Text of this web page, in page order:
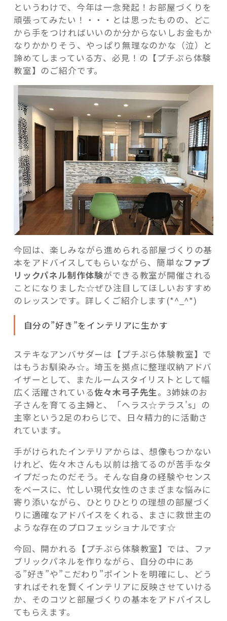
というわけで、今年は一念発起！お部屋づくりを
頑張ってみたい！・・・とは思ったものの、どこ
から手をつければいいのか分からないしお金もか
なりかかりそう、やっぱり無理なのかな（泣）と
諦めてしまっている方、必見！の【プチぷら体験
教室】のご紹介です。
今回は、楽しみながら進められる部屋づくりの基
本をアドバイスしてもらいながら、簡単なファブ
リックパネル制作体験ができる教室が開催される
ことになりました☆ぜひ注目してほしいおすすめ
のレッスンです。詳しくご紹介します(*^_^*)
自分の”好き”をインテリアに生かす
ステキなアンバサダーは【プチぷら体験教室】で
はもうお馴染み☆。埼玉を拠点に整理収納アドバ
イザーとして、またルームスタイリストとして幅
広く活躍されている佐々木弓子先生。3姉妹のお
子さんを育てる主婦と、「ヘラス☆テラス’s」の
主宰という2足のわらじで、日々精力的に活動さ
れています。
手がけられたインテリアからは、想像もつかない
けれど、佐々木さんも以前は捨てるのが苦手なタ
イプだったのだそう。そんな自身の経験やセンス
をベースに、忙しい現代女性のさまざまな悩みに
寄り添いながら、ひとりひとりの理想の部屋づく
りに適確なアドバイスをくれる、まさに救世主の
ような存在のプロフェッショナルです☆
今回、開かれる【プチぷら体験教室】では、ファ
ブリックパネルを作りながら、自分の中にあ
る”好き”や”こだわり”ポイントを明確にし、どう
すればそれを賢くインテリアに反映させていける
か、そのコツと部屋づくりの基本をアドバイスし
てもらえます。